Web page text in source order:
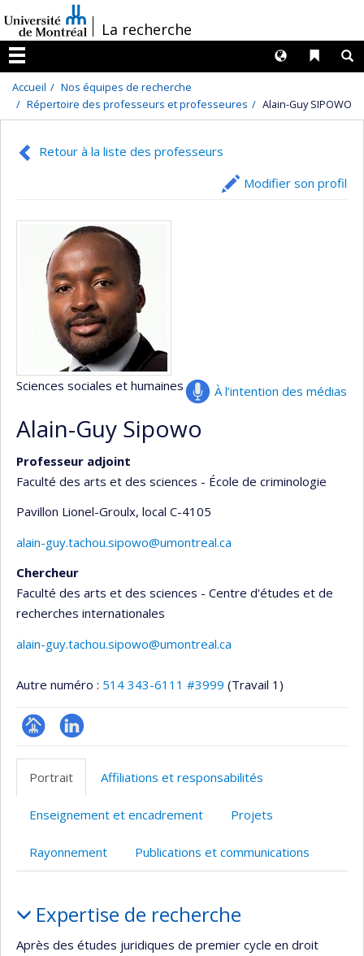
au
contenu
/La recherche
Menu
Liens
Langues
Accueil
Nos équipes de recherche
Répertoire des professeurs et professeures
Alain-Guy SIPOWO
Retour à la liste des professeurs
Modifier son profil
À l’intention des médias
Sciences sociales et humaines
Alain-Guy Sipowo
Professeur adjoint
Faculté des arts et des sciences - École de criminologie
Pavillon Lionel-Groulx, local C-4105
alain-guy.tachou.sipowo@umontreal.ca
Chercheur
Faculté des arts et des sciences - Centre d'études et de
recherches internationales
alain-guy.tachou.sipowo@umontreal.ca
Autre numéro : 514 343-6111 #3999 (Travail 1)
Page LinkedIn
Portrait
Affiliations et responsabilités
Enseignement et encadrement Projets
Rayonnement Publications et communications
Expertise de recherche
Après des études juridiques de premier cycle en droit